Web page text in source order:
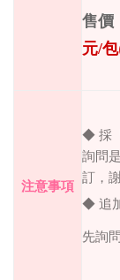
售價
元/包
注意事項
◆ 採
詢問
訂，
◆ 追
先詢